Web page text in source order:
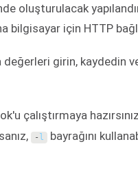
oluşturulacak
bilgisayar için HTTP
değerleri girin, kaydedin
çalıştırmaya
- l bayrağını